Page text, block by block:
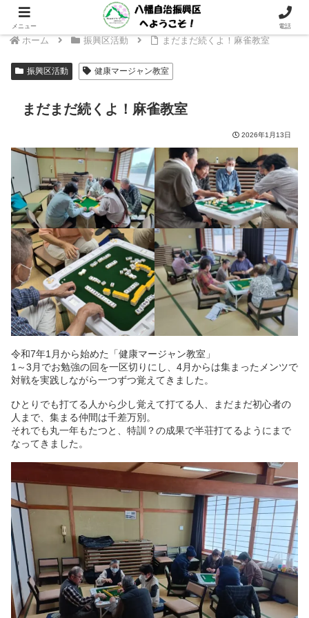
～ 支えあい つながり 次の世代へつなぐ 八幡地域に ～
ホーム 振興区活動 まだまだ続くよ！麻雀教室
振興区活動 健康マージャン教室
まだまだ続くよ！麻雀教室
2026年1月13日
令和7年1月から始めた「健康マージャン教室」
1～3月でお勉強の回を一区切りにし、4月からは集まったメンツで
対戦を実践しながら一つずつ覚えてきました。
ひとりでも打てる人から少し覚えて打てる人、まだまだ初心者の
人まで、集まる仲間は千差万別。
それでも丸一年もたつと、特訓？の成果で半荘打てるようにまで
なってきました。
メニュー 電話